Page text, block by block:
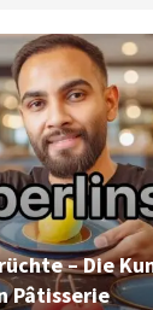
– Die
Pâtisserie